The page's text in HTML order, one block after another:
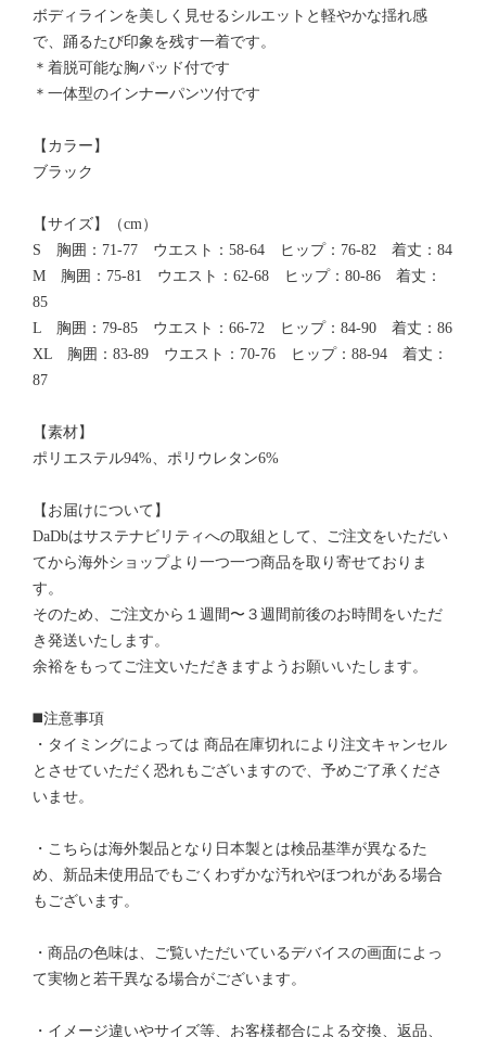
ボディラインを美しく見せるシルエットと軽やかな揺れ感
で、踊るたび印象を残す一着です。
＊着脱可能な胸パッド付です
＊一体型のインナーパンツ付です
【カラー】
ブラック
【サイズ】（cm）
S 胸囲：71-77 ウエスト：58-64 ヒップ：76-82 着丈：84
M 胸囲：75-81 ウエスト：62-68 ヒップ：80-86 着丈：
85
L 胸囲：79-85 ウエスト：66-72 ヒップ：84-90 着丈：86
XL 胸囲：83-89 ウエスト：70-76 ヒップ：88-94 着丈：
87
【素材】
ポリエステル94%、ポリウレタン6%
【お届けについて】
DaDbはサステナビリティへの取組として、ご注文をいただい
てから海外ショップより一つ一つ商品を取り寄せておりま
す。
そのため、ご注文から１週間〜３週間前後のお時間をいただ
き発送いたします。
余裕をもってご注文いただきますようお願いいたします。
◼️注意事項
・タイミングによっては 商品在庫切れにより注文キャンセル
とさせていただく恐れもございますので、予めご了承くださ
いませ。
・こちらは海外製品となり日本製とは検品基準が異なるた
め、新品未使用品でもごくわずかな汚れやほつれがある場合
もございます。
・商品の色味は、ご覧いただいているデバイスの画面によっ
て実物と若干異なる場合がございます。
・イメージ違いやサイズ等、お客様都合による交換、返品、